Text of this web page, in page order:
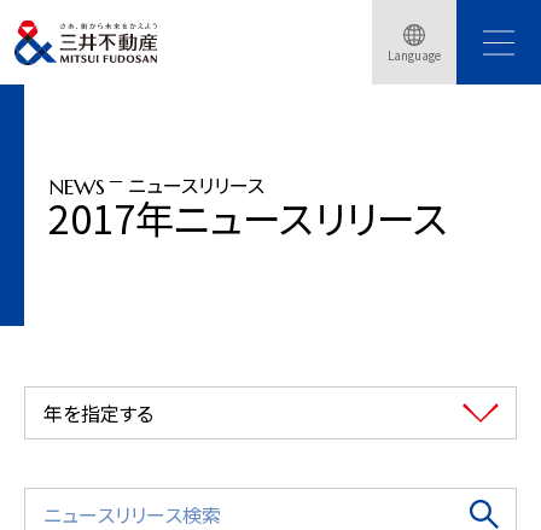
Language
トップページ ニュースリリース
『プレミアムフライデー in 日本橋』開催（2017年2月24～26日)
NEWS ニュースリリース
2017年ニュースリリース
年を指定する